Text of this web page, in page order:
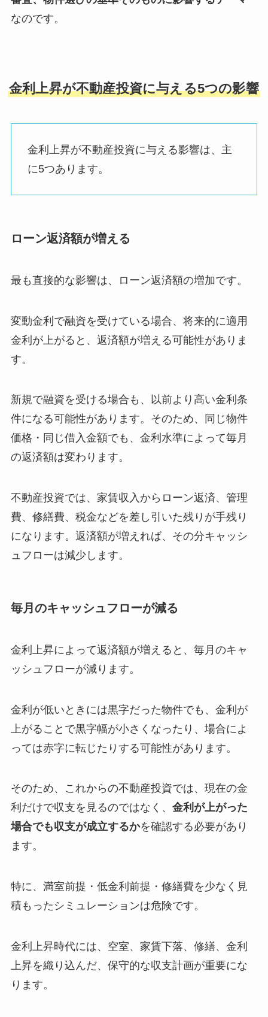
なのです。
金利上昇が不動産投資に与える5つの影響
金利上昇が不動産投資に与える影響は、主
に5つあります。
ローン返済額が増える
最も直接的な影響は、ローン返済額の増加です。
変動金利で融資を受けている場合、将来的に適用
金利が上がると、返済額が増える可能性がありま
す。
新規で融資を受ける場合も、以前より高い金利条
件になる可能性があります。そのため、同じ物件
価格・同じ借入金額でも、金利水準によって毎月
の返済額は変わります。
不動産投資では、家賃収入からローン返済、管理
費、修繕費、税金などを差し引いた残りが手残り
になります。返済額が増えれば、その分キャッシ
ュフローは減少します。
毎月のキャッシュフローが減る
金利上昇によって返済額が増えると、毎月のキャ
ッシュフローが減ります。
金利が低いときには黒字だった物件でも、金利が
上がることで黒字幅が小さくなったり、場合によ
っては赤字に転じたりする可能性があります。
そのため、これからの不動産投資では、現在の金
利だけで収支を見るのではなく、 金利が上がった
場合でも収支が成立するかを確認する必要があり
ます。
特に、満室前提・低金利前提・修繕費を少なく見
積もったシミュレーションは危険です。
金利上昇時代には、空室、家賃下落、修繕、金利
上昇を織り込んだ、保守的な収支計画が重要にな
ります。